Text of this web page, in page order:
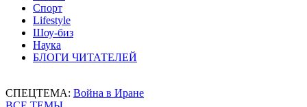
Спорт
Lifestyle
Шоу-биз
Наука
БЛОГИ ЧИТАТЕЛЕЙ
СПЕЦТЕМА: Война в Иране